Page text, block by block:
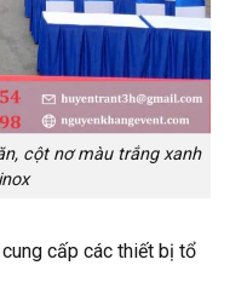
cột nơ màu trắng xanh
cấp các thiết bị tổ